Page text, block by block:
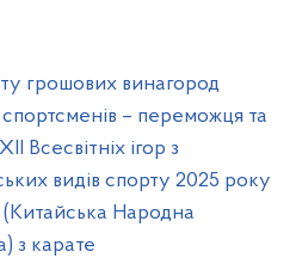
грошових винагород
– переможця та
Всесвітніх ігор з
видів спорту 2025 року
Народна
з карате